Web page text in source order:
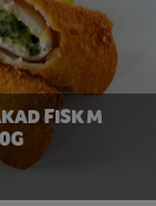
FISK M